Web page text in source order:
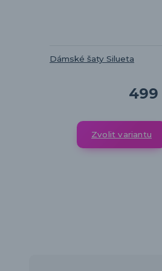
Dámské šaty Silueta
499
Zvolit variantu